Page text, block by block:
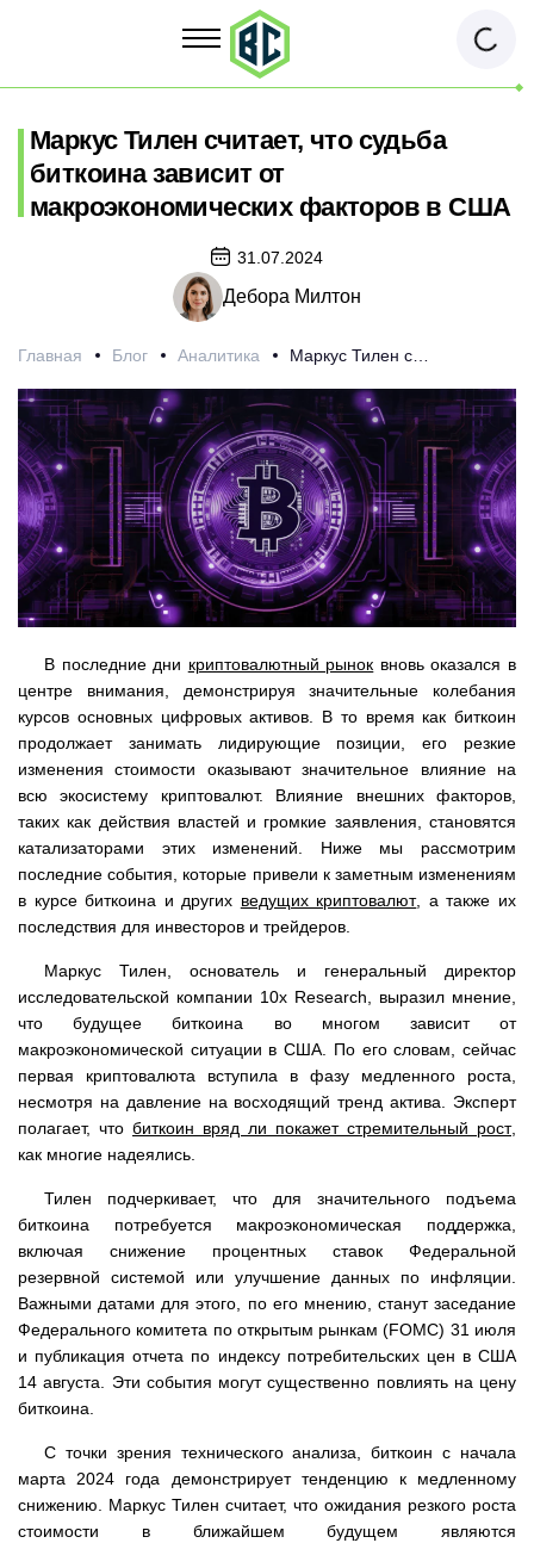
Маркус Тилен считает, что судьба
биткоина зависит от
макроэкономических факторов в США
Главная Блог Аналитика Маркус Тилен считает, что судьба биткоина зависит от макроэкономических факторов в США
31.07.2024
Дебора Милтон
В последние дни криптовалютный рынок вновь оказался в
центре внимания, демонстрируя значительные колебания
курсов основных цифровых активов. В то время как биткоин
продолжает занимать лидирующие позиции, его резкие
изменения стоимости оказывают значительное влияние на
всю экосистему криптовалют. Влияние внешних факторов,
таких как действия властей и громкие заявления, становятся
катализаторами этих изменений. Ниже мы рассмотрим
последние события, которые привели к заметным изменениям
в курсе биткоина и других ведущих криптовалют, а также их
последствия для инвесторов и трейдеров.
Маркус Тилен, основатель и генеральный директор
исследовательской компании 10x Research, выразил мнение,
что будущее биткоина во многом зависит от
макроэкономической ситуации в США. По его словам, сейчас
первая криптовалюта вступила в фазу медленного роста,
несмотря на давление на восходящий тренд актива. Эксперт
полагает, что биткоин вряд ли покажет стремительный рост,
как многие надеялись.
Тилен подчеркивает, что для значительного подъема
биткоина потребуется макроэкономическая поддержка,
включая снижение процентных ставок Федеральной
резервной системой или улучшение данных по инфляции.
Важными датами для этого, по его мнению, станут заседание
Федерального комитета по открытым рынкам (FOMC) 31 июля
и публикация отчета по индексу потребительских цен в США
14 августа. Эти события могут существенно повлиять на цену
биткоина.
С точки зрения технического анализа, биткоин с начала
марта 2024 года демонстрирует тенденцию к медленному
снижению. Маркус Тилен считает, что ожидания резкого роста
стоимости в ближайшем будущем являются